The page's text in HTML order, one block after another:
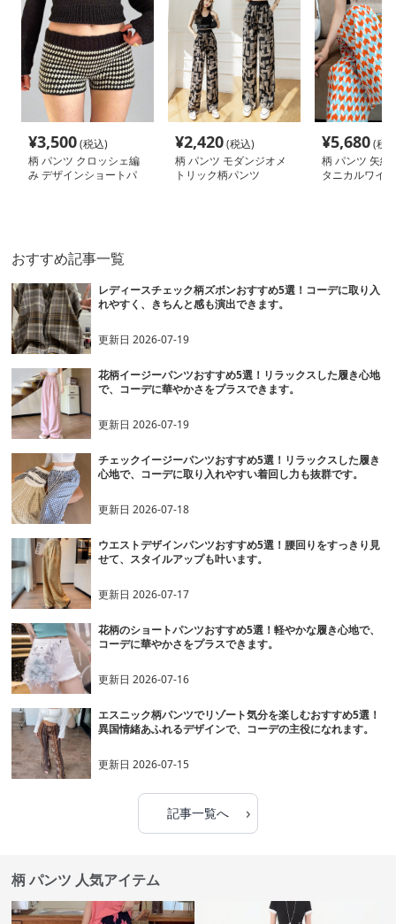
¥3,500(税込)
柄 パンツ クロッシェ編
み デザインショートパ
¥2,420(税込)
柄 パンツ モダンジオメ
トリック柄パンツ
¥5,680(税
柄 パンツ 矢絣
タニカルワイ
おすすめ記事一覧
レディースチェック柄ズボンおすすめ5選！コーデに取り入
れやすく、きちんと感も演出できます。
更新日2026-07-19
花柄イージーパンツおすすめ5選！リラックスした履き心地
で、コーデに華やかさをプラスできます。
更新日2026-07-19
チェックイージーパンツおすすめ5選！リラックスした履き
心地で、コーデに取り入れやすい着回し力も抜群です。
更新日2026-07-18
ウエストデザインパンツおすすめ5選！腰回りをすっきり見
せて、スタイルアップも叶います。
更新日2026-07-17
花柄のショートパンツおすすめ5選！軽やかな履き心地で、
コーデに華やかさをプラスできます。
更新日2026-07-16
エスニック柄パンツでリゾート気分を楽しむおすすめ5選！
異国情緒あふれるデザインで、コーデの主役になれます。
更新日2026-07-15
記事一覧へ ›
柄 パンツ 人気アイテム